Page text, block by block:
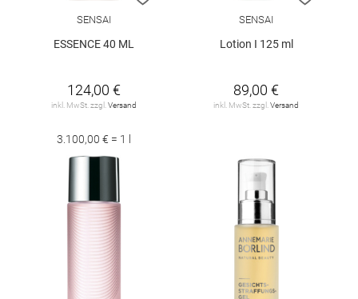
SENSAI
ESSENCE 40 ML
124,00 €
inkl. MwSt. zzgl.Versand
3.100,00 € = 1 l
SENSAI
Lotion I 125 ml
89,00 €
inkl. MwSt. zzgl.Versand